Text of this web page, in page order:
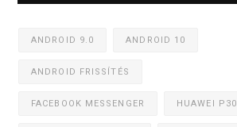
ANDROID 9.0 ANDROID 10
ANDROID FRISSÍTÉS
FACEBOOK MESSENGER HUAWEI P30